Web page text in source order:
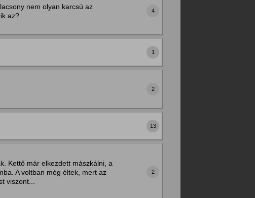
nem olyan karcsú az
az?
4
1
2
13
Kettő már elkezdett mászkálni, a
A voltban még éltek, mert az
viszont...
2